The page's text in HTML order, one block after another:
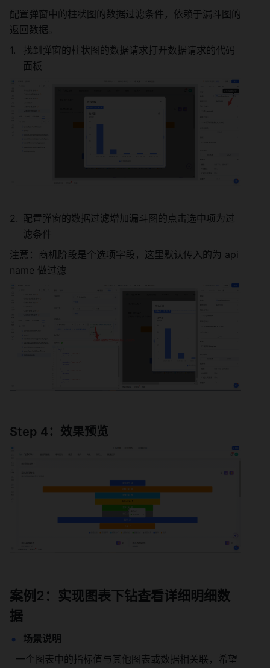
配置弹窗中的柱状图的数据过滤条件，依赖于漏斗图的
返回数据。
找到弹窗的柱状图的数据请求打开数据请求的代码
面板
配置弹窗的数据过滤增加漏斗图的点击选中项为过
滤条件
注意：商机阶段是个选项字段，这里默认传入的为 api
name 做过滤
Step 4：效果预览
案例2：实现图表下钻查看详细明细数
据
场景说明